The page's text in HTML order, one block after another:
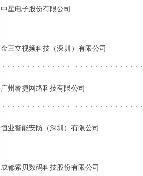
中星电子股份有限公司
金三立视频科技（深圳）有限公司
广州睿捷网络科技有限公司
恒业智能安防（深圳）有限公司
成都索贝数码科技股份有限公司